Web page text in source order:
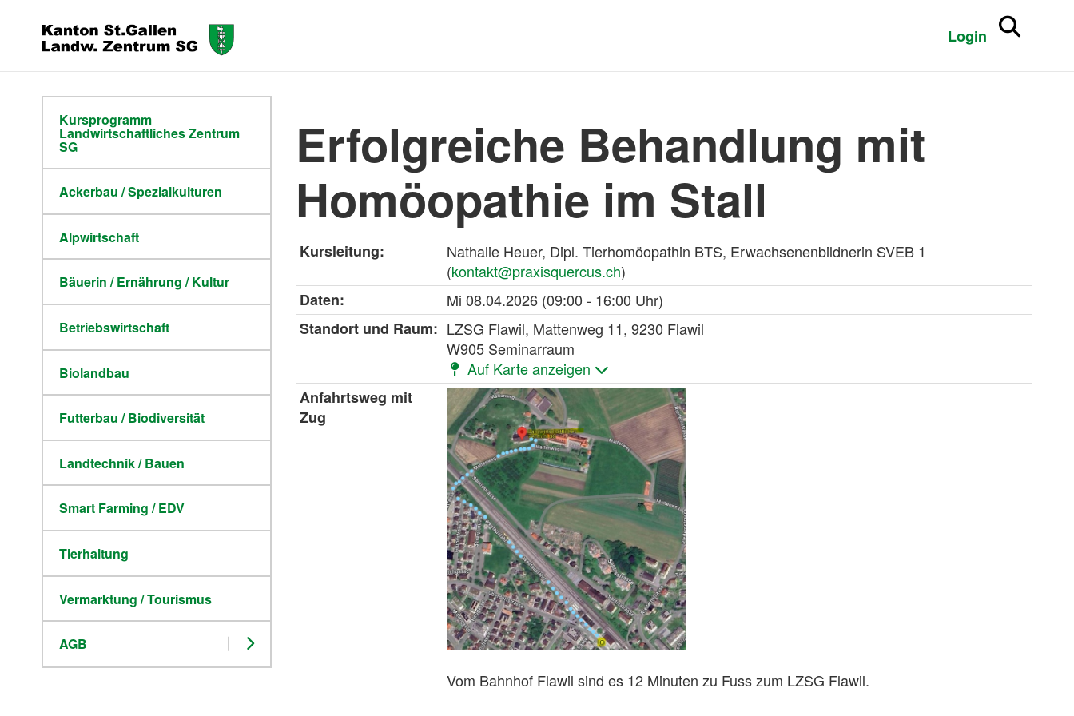
Login
Kursprogramm
Landwirtschaftliches Zentrum
SG
Ackerbau / Spezialkulturen
Alpwirtschaft
Bäuerin / Ernährung / Kultur
Betriebswirtschaft
Biolandbau
Futterbau / Biodiversität
Landtechnik / Bauen
Smart Farming / EDV
Tierhaltung
Vermarktung / Tourismus
AGB
Erfolgreiche Behandlung mit
Homöopathie im Stall
Kursleitung:
Nathalie Heuer, Dipl. Tierhomöopathin BTS, Erwachsenenbildnerin SVEB 1
(kontakt@praxisquercus.ch)
Daten:
Mi 08.04.2026 (09:00 - 16:00 Uhr)
Standort und Raum: LZSG Flawil, Mattenweg 11, 9230 Flawil
W905 Seminarraum
Auf Karte anzeigen
Anfahrtsweg mit
Zug
Vom Bahnhof Flawil sind es 12 Minuten zu Fuss zum LZSG Flawil.